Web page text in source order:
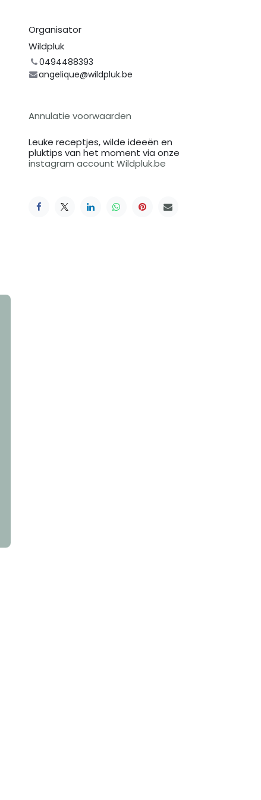
Organisator
Wildpluk
0494488393
angelique@wildpluk.be
Annulatie voorwaarden
Leuke receptjes, wilde ideeën en
pluktips van het moment via onze
instagram account Wildpluk.be